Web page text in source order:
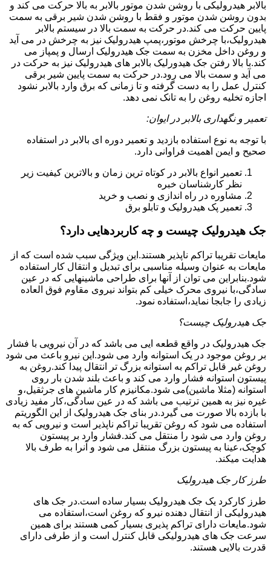
بالابر هیدرولیکی با روشن شدن موتور بالابر به بالا حرکت می کند و
بدون روشن شدن موتور و فقط با روشن شدن شیر برقی به سمت
پایین حرکت می کند.در حرکت به سمت بالا در سیستم بالابر
هیدرولیک،با چرخش موتور،پمپ هیدرولیک نیز به چرخش در می آید
و روغن داخل مخزن به سمت جک هیدرولیک ارسال و پمپاز می
کند.با بالا رفتن جک هیدورلیک بالابر های هیدرولیک نیز به حرکت در
می آید و سمت بالا می رود.در حرکت به سمت پایین شیر برقی
کنترل عمل را به دست گرفته و تا زمانی که برق وارد بالابر نشود
اجازه تخلیه روغن را به تانک نمی دهد.
تعمیر و نگهداری بالابر در ایوان:
با توجه به نوع استفاده بازدید و تعمیر دوره ای بالابر در استفاده
صحیح و ایمن اهمیت فراوانی دارد.
تعمیر انواع بالابر در کوتاه ترین زمان و بالاترین کیفیت زیر
نظر کارشناسان خبره
مشاوره در راه اندازی و نصب و خرید
تعمیر پک هیدرولیک و تابلو برق
جک هیدرولیک چیست و چه کاربردهایی دارد؟
مایعات تقریبا تراکم ناپذیر هستند.این ویژگی سبب شده است که از
مایعات به عنوان وسیله مناسبی برای تبدیل و انتقال کار استفاده
شود.بنابراین می توان از آنها برای طراحی ماشینهایی که در عین
سادگی،با نیروی محرک خیلی کم بتواند نیروی مقاوم فوق العاده
زیادی را جابجا نماید،استفاده نمود.
جک هیدرولیک چیست؟
جک هیدرولیک در واقع قطعه ایی می باشد که در آن نیرویی با فشار
بر روغن موجود در یک استوانه وارد می شود.این نیرو باعث می شود
روغن غیر قابل تراکم به استوانه بزرگ تر انتقال پیدا کند.روغن به
پیستون استوانه فشار وارد می کند و باعث بلند شدن بار روی
استوانه (مثلا ماشین)می شود.مکانیزم کار ماشین های جرثقیل،و
غیره نیز به همین ترتیب می باشد که در عین سادگی،کار مفید زیادی
با بازده بالا صورت می گیرد.در بنای جک هیدرولیک از این الگوریتم
استفاده می شود که روغن تقریبا تراکم ناپذیر است و نیرویی که به
روغن وارد می شود را منتقل می کند.فشار وارد بر پیستون
کوچک،عینا به پیستون بزرگ منتقل می شود و آنرا به طرف بالا
هدایت میکند.
طرز کار جک هیدرولیک
طرز کارکرد یک جک هیدرولیک بسیار ساده است.در جک های
هیدرولیکی از انتقال دهنده نیرو که روغن است،استفاده می
شود.مایعات دارای تراکم پذیری بسیار کمی هستند برای همین
سرعت جک های هیدرولیکی قابل کنترل است و از طرفی دارای
قدرت بالایی هستند.